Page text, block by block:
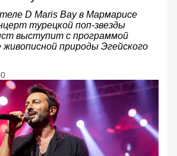
D Maris Bay в Мармарисе
турецкой поп-звезды
выступит с программой
природы Эгейского